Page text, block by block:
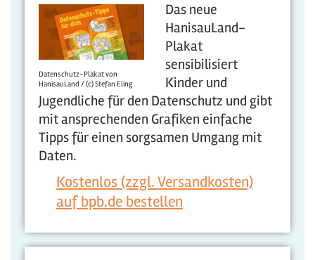
Datenschutz-Plakat von
HanisauLand / (c) Stefan Eling
Das neue
HanisauLand-
Plakat
sensibilisiert
Kinder und
Jugendliche für den Datenschutz und gibt
mit ansprechenden Grafiken einfache
Tipps für einen sorgsamen Umgang mit
Daten.
Kostenlos (zzgl. Versandkosten)
auf bpb.de bestellen